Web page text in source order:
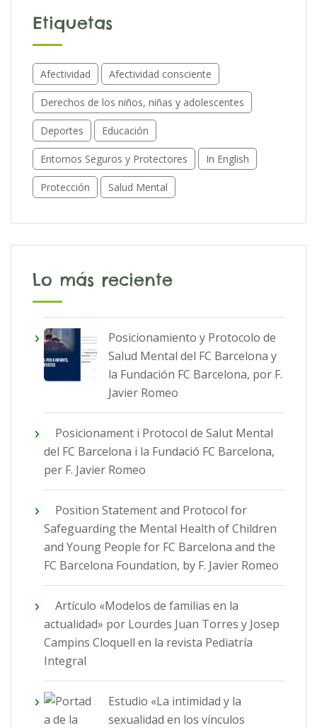
Etiquetas
Afectividad Afectividad consciente
Derechos de los niños, niñas y adolescentes
Deportes Educación
Entornos Seguros y Protectores In English
Protección Salud Mental
Lo más reciente
Posicionamiento y Protocolo de
Salud Mental del FC Barcelona y
la Fundación FC Barcelona, por F.
Javier Romeo
Posicionament i Protocol de Salut Mental
del FC Barcelona i la Fundació FC Barcelona,
per F. Javier Romeo
Position Statement and Protocol for
Safeguarding the Mental Health of Children
and Young People for FC Barcelona and the
FC Barcelona Foundation, by F. Javier Romeo
Artículo «Modelos de familias en la
actualidad» por Lourdes Juan Torres y Josep
Campins Cloquell en la revista Pediatría
Integral
Estudio «La intimidad y la
sexualidad en los vínculos